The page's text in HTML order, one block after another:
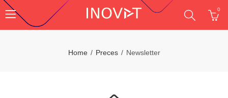
0
Home Preces Newsletter